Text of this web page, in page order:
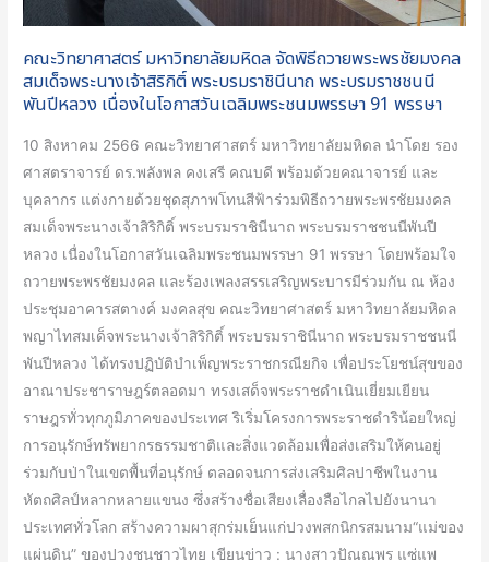
คณะวิทยาศาสตร์ มหาวิทยาลัยมหิดล จัดพิธีถวายพระพรชัยมงคล
สมเด็จพระนางเจ้าสิริกิติ์ พระบรมราชินีนาถ พระบรมราชชนนี
พันปีหลวง เนื่องในโอกาสวันเฉลิมพระชนมพรรษา 91 พรรษา
10 สิงหาคม 2566 คณะวิทยาศาสตร์ มหาวิทยาลัยมหิดล นำโดย รอง
ศาสตราจารย์ ดร.พลังพล คงเสรี คณบดี พร้อมด้วยคณาจารย์ และ
บุคลากร แต่งกายด้วยชุดสุภาพโทนสีฟ้าร่วมพิธีถวายพระพรชัยมงคล
สมเด็จพระนางเจ้าสิริกิติ์ พระบรมราชินีนาถ พระบรมราชชนนีพันปี
หลวง เนื่องในโอกาสวันเฉลิมพระชนมพรรษา 91 พรรษา โดยพร้อมใจ
ถวายพระพรชัยมงคล และร้องเพลงสรรเสริญพระบารมีร่วมกัน ณ ห้อง
ประชุมอาคารสตางค์ มงคลสุข คณะวิทยาศาสตร์ มหาวิทยาลัยมหิดล
พญาไทสมเด็จพระนางเจ้าสิริกิติ์ พระบรมราชินีนาถ พระบรมราชชนนี
พันปีหลวง ได้ทรงปฏิบัติบำเพ็ญพระราชกรณียกิจ เพื่อประโยชน์สุขของ
อาณาประชาราษฎร์ตลอดมา ทรงเสด็จพระราชดำเนินเยี่ยมเยียน
ราษฎรทั่วทุกภูมิภาคของประเทศ ริเริ่มโครงการพระราชดำริน้อยใหญ่
การอนุรักษ์ทรัพยากรธรรมชาติและสิ่งแวดล้อมเพื่อส่งเสริมให้คนอยู่
ร่วมกับป่าในเขตพื้นที่อนุรักษ์ ตลอดจนการส่งเสริมศิลปาชีพในงาน
หัตถศิลป์หลากหลายแขนง ซึ่งสร้างชื่อเสียงเลื่องลือไกลไปยังนานา
ประเทศทั่วโลก สร้างความผาสุกร่มเย็นแก่ปวงพสกนิกรสมนาม“แม่ของ
แผ่นดิน” ของปวงชนชาวไทย เขียนข่าว : นางสาวปัณณพร แซ่แพ
พระนาง
สิ
ริกิ
พระบรม
ราชินีนาถ
พระบรม
ราช
ชนนี
พันปี
หลวง
เนื่อง
ใน
โอกาส
วัน
เฉลิม
พระชนมพรรษา
91
พรรษา